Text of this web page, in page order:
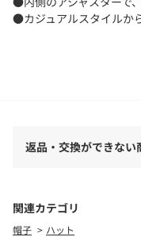
●カジュアルスタイルか
※天然素材の為、つばの
実際の商品と仕様、加
予めご了承ください。
返品・交換ができない
関連カテゴリ
帽子 ハット